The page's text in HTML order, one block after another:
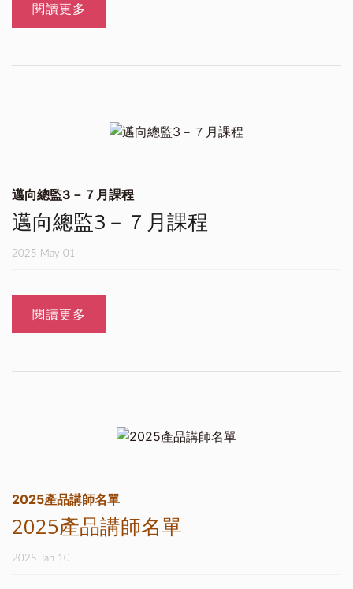
閱讀更多
邁向總監3－７月課程
邁向總監3－７月課程
2025 May 01
閱讀更多
2025產品講師名單
2025產品講師名單
2025 Jan 10